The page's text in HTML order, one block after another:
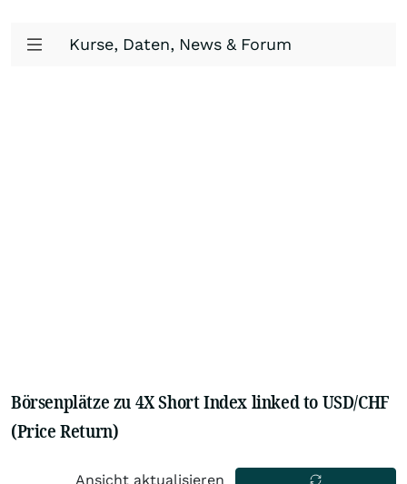
Kurse, Daten, News & Forum
Börsenplätze zu 4X Short Index linked to USD/CHF
(Price Return)
Ansicht aktualisieren